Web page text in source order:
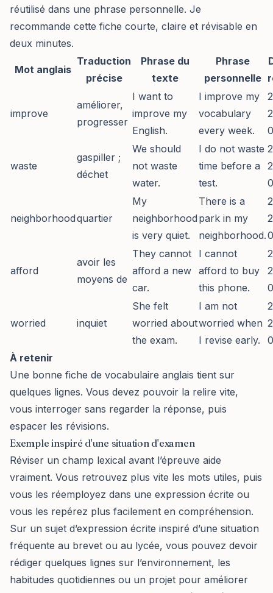
réutilisé dans une phrase personnelle. Je
recommande cette fiche courte, claire et révisable en
deux minutes.
Mot anglais
Traduction
précise
Phrase du
texte
Phrase
personnelle
improve
améliorer,
progresser
I want to
improve my
English.
I improve my
vocabulary
every week.
waste
gaspiller ;
déchet
We should
not waste
water.
I do not waste
time before a
test.
neighborhoodquartier
My
neighborhood
is very quiet.
There is a
park in my
neighborhood.
afford
avoir les
moyens de
They cannot
afford a new
car.
I cannot
afford to buy
this phone.
worried inquiet
She felt
worried about
the exam.
I am not
worried when
I revise early.
À retenir
Une bonne fiche de vocabulaire anglais tient sur
quelques lignes. Vous devez pouvoir la relire vite,
vous interroger sans regarder la réponse, puis
espacer les révisions.
Exemple inspiré d'une situation d'examen
Réviser un champ lexical avant l’épreuve aide
vraiment. Vous retrouvez plus vite les mots utiles, puis
vous les réemployez dans une expression écrite ou
vous les repérez plus facilement en compréhension.
Sur un sujet d’expression écrite inspiré d’une situation
fréquente au brevet ou au lycée, vous pouvez devoir
rédiger quelques lignes sur l’environnement, les
habitudes quotidiennes ou un projet pour améliorer